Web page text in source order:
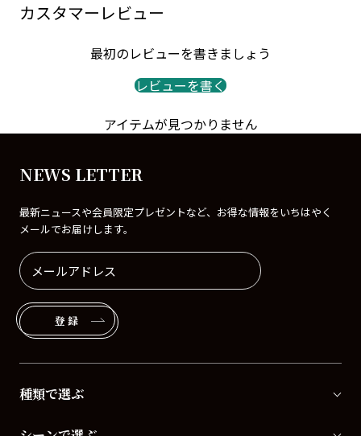
カスタマーレビュー
最初のレビューを書きましょう
レビューを書く
アイテムが見つかりません
NEWS LETTER
最新ニュースや会員限定プレゼントなど、お得な情報をいちはやく
メールでお届けします。
登録
種類で選ぶ